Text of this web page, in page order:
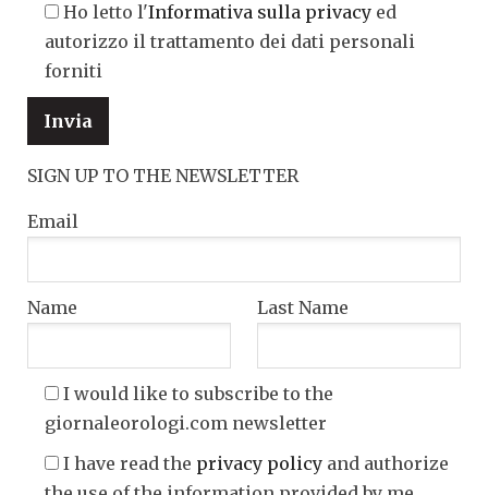
Ho letto l'Informativa sulla privacy ed
autorizzo il trattamento dei dati personali
forniti
SIGN UP TO THE NEWSLETTER
Email
Name Last Name
I would like to subscribe to the
giornaleorologi.com newsletter
I have read the privacy policy and authorize